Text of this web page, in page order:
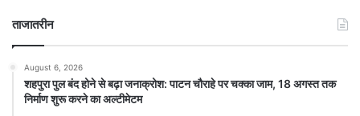
ताजातरीन
August 6, 2026
शहपुरा पुल बंद होने से बढ़ा जनाक्रोश: पाटन चौराहे पर चक्का जाम, 18 अगस्त तक
निर्माण शुरू करने का अल्टीमेटम